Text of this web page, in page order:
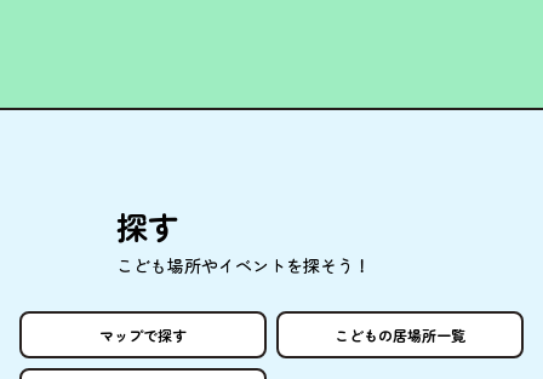
探す
こども場所やイベントを探そう！
マップで探す こどもの居場所一覧